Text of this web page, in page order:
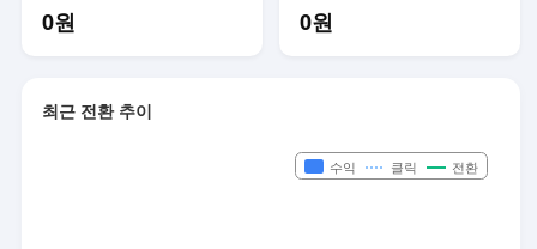
0원 0원
최근 전환 추이